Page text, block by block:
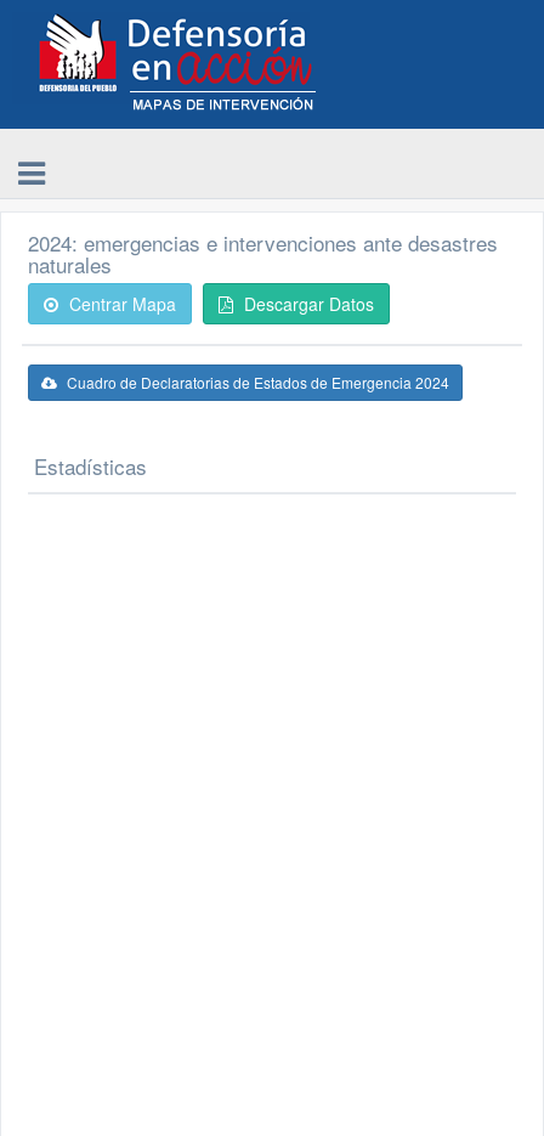
2024: emergencias e intervenciones ante desastres
naturales
Centrar Mapa Descargar Datos
Cuadro de Declaratorias de Estados de Emergencia 2024
Estadísticas